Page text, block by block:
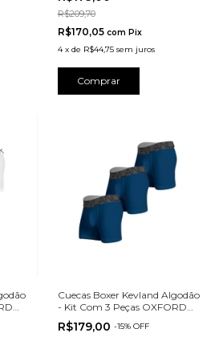
R$209,70
R$170,05 com Pix
4 x de R$44,75 sem juros
Comprar
Cuecas Boxer Kevland Algodão
- Kit Com 3 Peças OXFORD
AZUL
R$179,00 -15% OFF